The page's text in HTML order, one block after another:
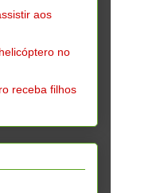
aos
no
receba filhos